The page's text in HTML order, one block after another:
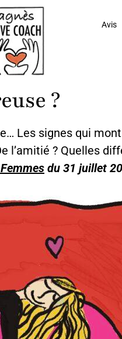
Avis
?
Les signes qui
l’amitié ? Quelles
du 31 juillet